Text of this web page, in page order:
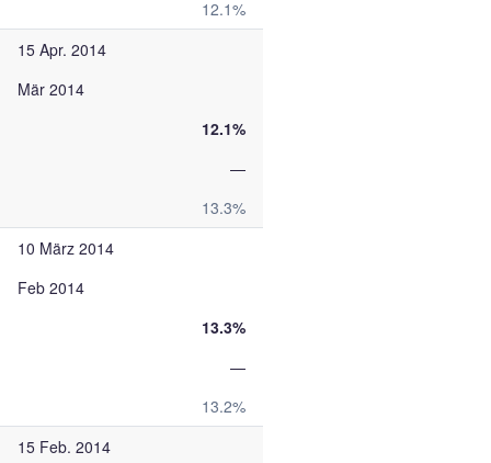
12.1%
15 Apr. 2014
Mär 2014
12.1%
—
13.3%
10 März 2014
Feb 2014
13.3%
—
13.2%
15 Feb. 2014